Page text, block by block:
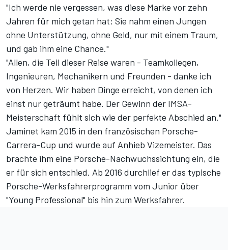
"Ich werde nie vergessen, was diese Marke vor zehn
Jahren für mich getan hat: Sie nahm einen Jungen
ohne Unterstützung, ohne Geld, nur mit einem Traum,
und gab ihm eine Chance."
"Allen, die Teil dieser Reise waren - Teamkollegen,
Ingenieuren, Mechanikern und Freunden - danke ich
von Herzen. Wir haben Dinge erreicht, von denen ich
einst nur geträumt habe. Der Gewinn der IMSA-
Meisterschaft fühlt sich wie der perfekte Abschied an."
Jaminet kam 2015 in den französischen Porsche-
Carrera-Cup und wurde auf Anhieb Vizemeister. Das
brachte ihm eine Porsche-Nachwuchssichtung ein, die
er für sich entschied. Ab 2016 durchlief er das typische
Porsche-Werksfahrerprogramm vom Junior über
"Young Professional" bis hin zum Werksfahrer.